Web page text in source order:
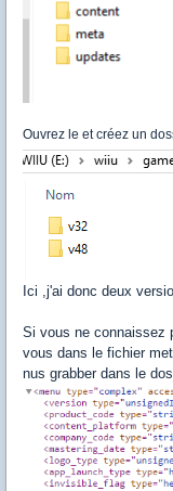
Ouvrez le et créez un
Ici ,j'ai donc deux
Si vous ne connaissez
vous dans le fichier
nus grabber dans le